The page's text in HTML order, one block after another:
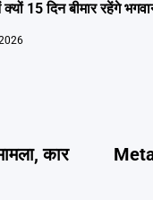
क्यों 15 दिन बीमार रहेंगे
कार